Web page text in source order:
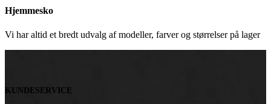
Hjemmesko
Vi har altid et bredt udvalg af modeller, farver og størrelser på lager
KUNDESERVICE